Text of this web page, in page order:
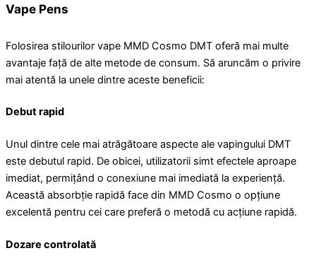
Vape Pens
Folosirea stilourilor vape MMD Cosmo DMT oferă mai multe
avantaje față de alte metode de consum. Să aruncăm o privire
mai atentă la unele dintre aceste beneficii:
Debut rapid
Unul dintre cele mai atrăgătoare aspecte ale vapingului DMT
este debutul rapid. De obicei, utilizatorii simt efectele aproape
imediat, permițând o conexiune mai imediată la experiență.
Această absorbție rapidă face din MMD Cosmo o opțiune
excelentă pentru cei care preferă o metodă cu acțiune rapidă.
Dozare controlată